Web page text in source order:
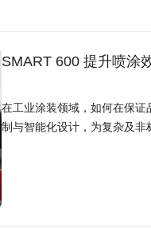
SMART 600 提升喷涂
在工业涂装领域，如何在保
制与智能化设计，为复杂及非